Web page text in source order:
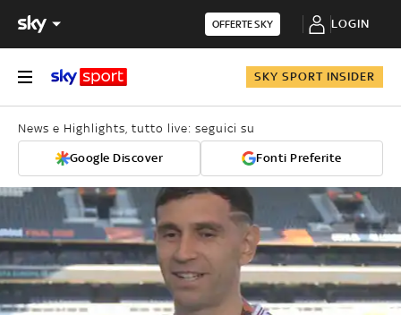
OFFERTE SKY LOGIN
SKY SPORT INSIDER
News e Highlights, tutto live: seguici su
Google Discover Fonti Preferite